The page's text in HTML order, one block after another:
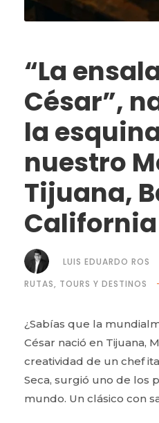
“La
César”,
la
nuestro
Tijuana,
California
LUIS EDUARDO ROS
RUTAS, TOURS Y DESTINOS
¿Sabías que la
César nació en Tijuana,
creatividad de un chef
Seca, surgió uno de los
mundo. Un clásico con